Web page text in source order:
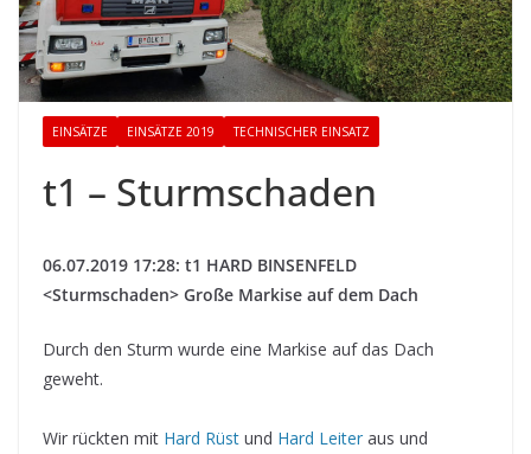
EINSÄTZE EINSÄTZE 2019 TECHNISCHER EINSATZ
t1 – Sturmschaden
06.07.2019 17:28: t1 HARD BINSENFELD
<Sturmschaden> Große Markise auf dem Dach
Durch den Sturm wurde eine Markise auf das Dach
geweht.
Wir rückten mit Hard Rüst und Hard Leiter aus und